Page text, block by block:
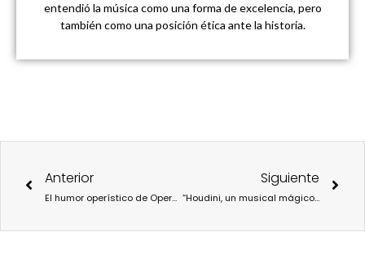
entendió la música como una forma de excelencia, pero
también como una posición ética ante la historia.
Anterior
El humor operístico de Operetta llega a Teatros del Canal
Siguiente
“Houdini, un musical mágico”: el ilusionismo conquista el Teatro Calderón